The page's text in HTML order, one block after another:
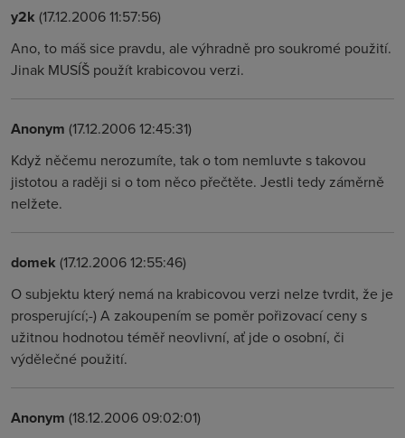
y2k (17.12.2006 11:57:56)
Ano, to máš sice pravdu, ale výhradně pro soukromé použití.
Jinak MUSÍŠ použít krabicovou verzi.
Anonym (17.12.2006 12:45:31)
Když něčemu nerozumíte, tak o tom nemluvte s takovou
jistotou a raději si o tom něco přečtěte. Jestli tedy záměrně
nelžete.
domek (17.12.2006 12:55:46)
O subjektu který nemá na krabicovou verzi nelze tvrdit, že je
prosperující;-) A zakoupením se poměr pořizovací ceny s
užitnou hodnotou téměř neovlivní, ať jde o osobní, či
výdělečné použití.
Anonym (18.12.2006 09:02:01)